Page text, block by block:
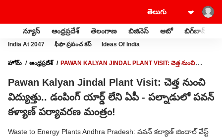
న్యూస్ ఆంధ్రప్రదేశ్ తెలంగాణ బిజినెస్ ఆటో బిగ్‌బాస్
India At 2047 ఫీఫా ప్రపంచ కప్ Ideas Of India
హోమ్ ఆంధ్రప్రదేశ్
PAWAN KALYAN JINDAL PLANT VISIT: చెత్త నుంచి
Pawan Kalyan Jindal Plant Visit: చెత్త నుంచి
విద్యుత్తు.. డంపింగ్ యార్డ్ లేని ఏపీ - పల్నాడులో పవన్
కళ్యాణ్ పర్యావరణ మంత్రం!
Waste to Energy Plants Andhra Pradesh: పవన్ కల్యాణ్ జిందాల్ వేస్ట్